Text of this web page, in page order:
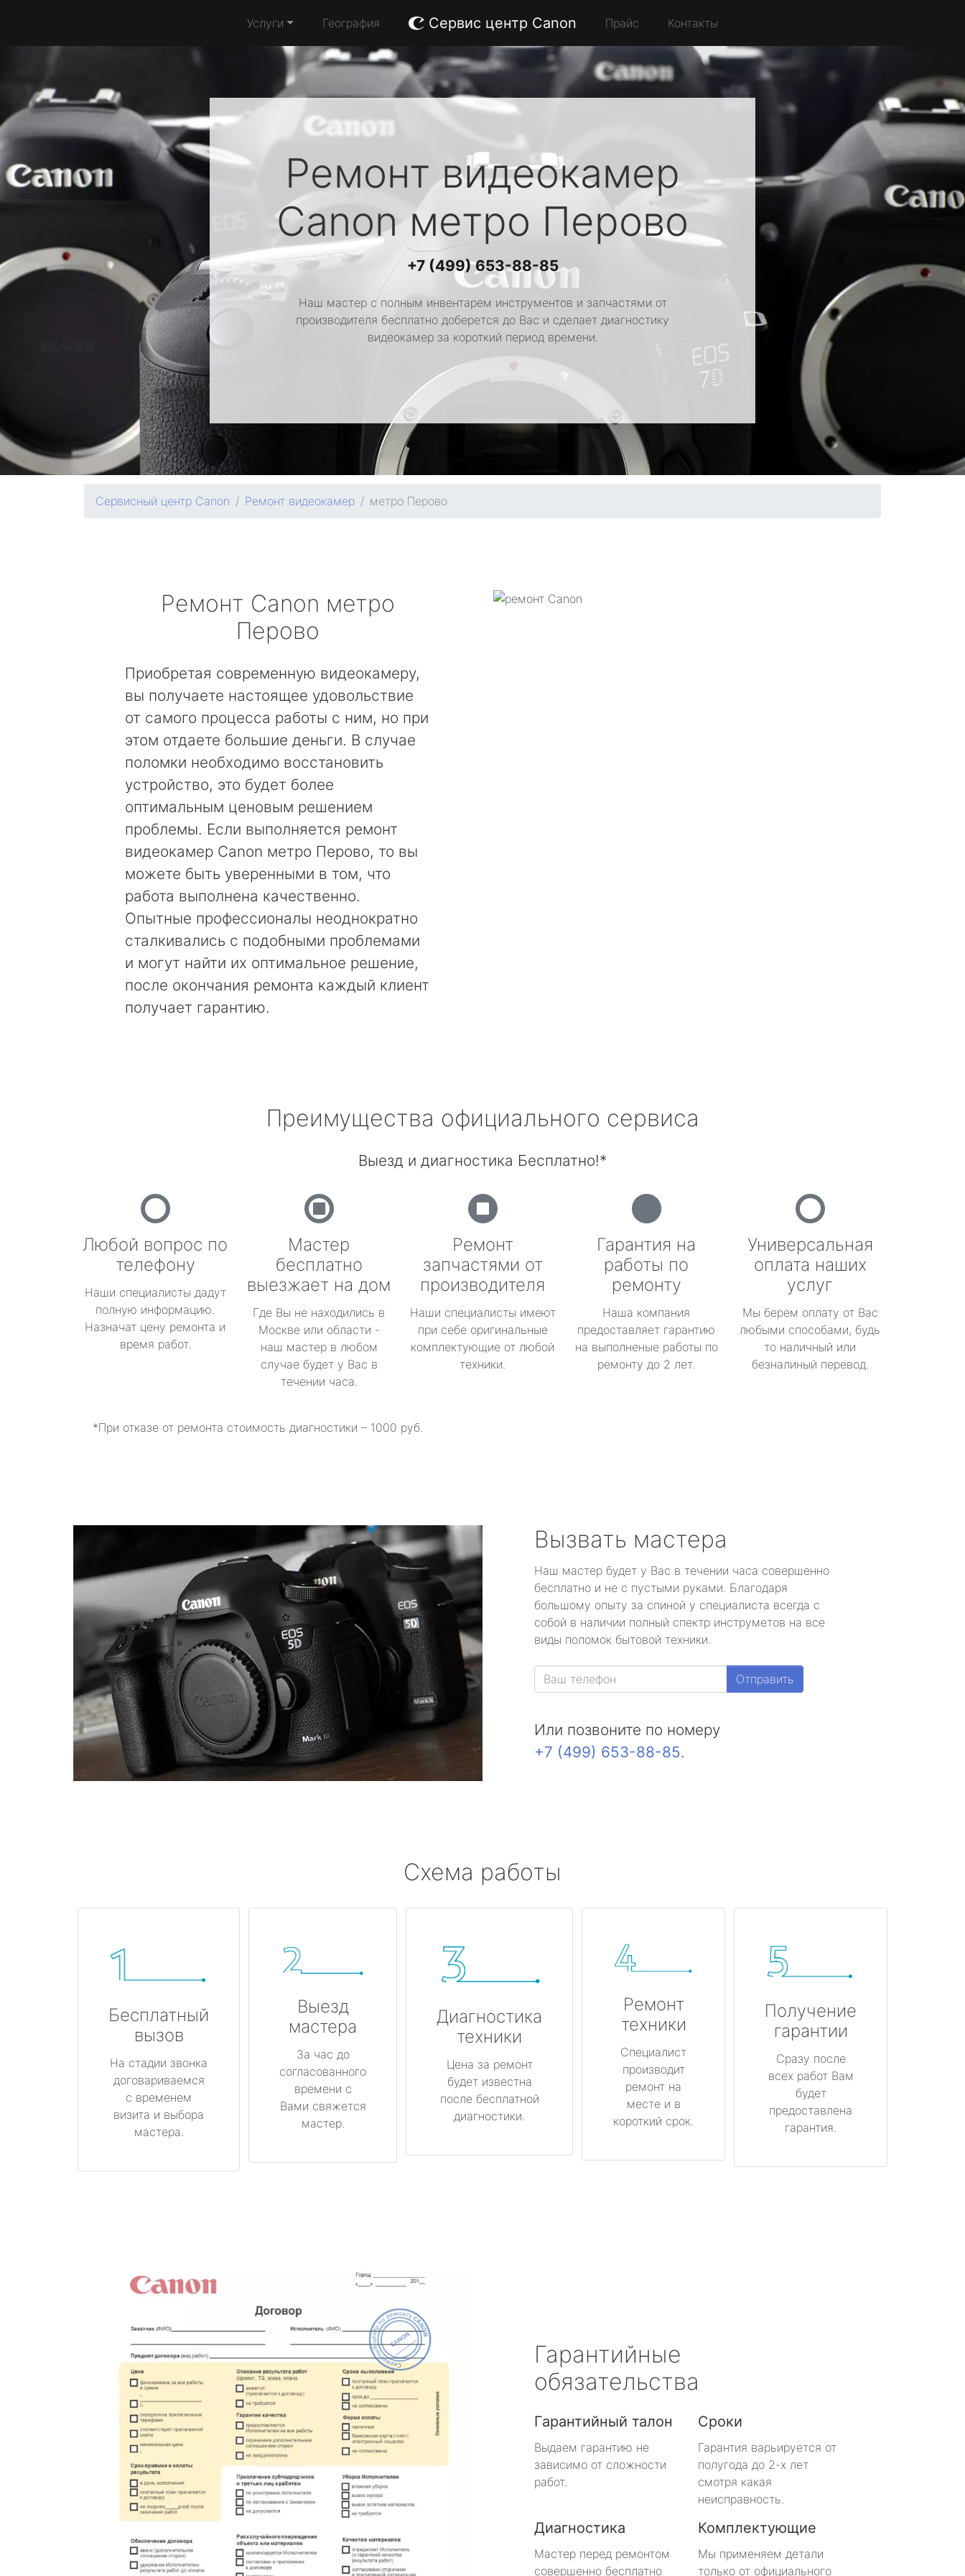
Услуги География Сервис центр Canon Прайс Контакты
Ремонт видеокамер
Canonметро Перово
+7 (499) 653-88-85
Наш мастер с полным инвентарем инструментов и запчастями от
производителя бесплатно доберется до Вас и сделает диагностику
видеокамер за короткий период времени.
Сервисный центр Canon Ремонт видеокамер метро Перово
Ремонт Canon метро
Перово
Приобретая современную видеокамеру,
вы получаете настоящее удовольствие
от самого процесса работы с ним, но при
этом отдаете большие деньги. В случае
поломки необходимо восстановить
устройство, это будет более
оптимальным ценовым решением
проблемы. Если выполняется ремонт
видеокамер Canon метро Перово, то вы
можете быть уверенными в том, что
работа выполнена качественно.
Опытные профессионалы неоднократно
сталкивались с подобными проблемами
и могут найти их оптимальное решение,
после окончания ремонта каждый клиент
получает гарантию.
Преимущества официального сервиса
Выезд и диагностика Бесплатно!*
Любой вопрос по
телефону
Наши специалисты дадут
полную информацию.
Назначат цену ремонта и
время работ.
Мастер
бесплатно
выезжает на дом
Где Вы не находились в
Москве или области -
наш мастер в любом
случае будет у Вас в
течении часа.
Ремонт
запчастями от
производителя
Наши специалисты имеют
при себе оригинальные
комплектующие от любой
техники.
Гарантия на
работы по
ремонту
Наша компания
предоставляет гарантию
на выполненые работы по
ремонту до 2 лет.
Универсальная
оплата наших
услуг
Мы берем оплату от Вас
любыми способами, будь
то наличный или
безналиный перевод.
*При отказе от ремонта стоимость диагностики – 1000 руб.
Вызвать мастера
Наш мастер будет у Вас в течении часа совершенно
бесплатно и не с пустыми руками. Благодаря
большому опыту за спиной у специалиста всегда с
собой в наличии полный спектр инструметов на все
виды поломок бытовой техники.
Отправить
Или позвоните по номеру
+7 (499) 653-88-85.
Схема работы
Бесплатный
вызов
На стадии звонка
договариваемся
с временем
визита и выбора
мастера.
Выезд
мастера
За час до
согласованного
времени с
Вами свяжется
мастер.
Диагностика
техники
Цена за ремонт
будет известна
после бесплатной
диагностики.
Ремонт
техники
Специалист
производит
ремонт на
месте и в
короткий срок.
Получение
гарантии
Сразу после
всех работ Вам
будет
предоставлена
гарантия.
Гарантийные
обязательства
Гарантийный талон
Выдаем гарантию не
зависимо от сложности
работ.
Сроки
Гарантия варьируется от
полугода до 2-х лет
смотря какая
неисправность.
Диагностика
Мастер перед ремонтом
совершенно бесплатно
Комплектующие
Мы применяем детали
только от официального